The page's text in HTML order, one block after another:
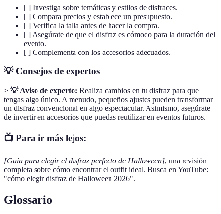
[ ] Investiga sobre temáticas y estilos de disfraces.
[ ] Compara precios y establece un presupuesto.
[ ] Verifica la talla antes de hacer la compra.
[ ] Asegúrate de que el disfraz es cómodo para la duración del
evento.
[ ] Complementa con los accesorios adecuados.
💡 Consejos de expertos
> 💡 Aviso de experto: Realiza cambios en tu disfraz para que
tengas algo único. A menudo, pequeños ajustes pueden transformar
un disfraz convencional en algo espectacular. Asimismo, asegúrate
de invertir en accesorios que puedas reutilizar en eventos futuros.
📺 Para ir más lejos:
[Guía para elegir el disfraz perfecto de Halloween], una revisión
completa sobre cómo encontrar el outfit ideal. Busca en YouTube:
"cómo elegir disfraz de Halloween 2026".
Glossario